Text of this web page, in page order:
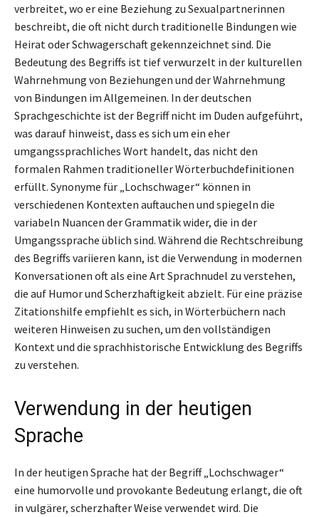
verbreitet, wo er eine Beziehung zu Sexualpartnerinnen
beschreibt, die oft nicht durch traditionelle Bindungen wie
Heirat oder Schwagerschaft gekennzeichnet sind. Die
Bedeutung des Begriffs ist tief verwurzelt in der kulturellen
Wahrnehmung von Beziehungen und der Wahrnehmung
von Bindungen im Allgemeinen. In der deutschen
Sprachgeschichte ist der Begriff nicht im Duden aufgeführt,
was darauf hinweist, dass es sich um ein eher
umgangssprachliches Wort handelt, das nicht den
formalen Rahmen traditioneller Wörterbuchdefinitionen
erfüllt. Synonyme für „Lochschwager“ können in
verschiedenen Kontexten auftauchen und spiegeln die
variabeln Nuancen der Grammatik wider, die in der
Umgangssprache üblich sind. Während die Rechtschreibung
des Begriffs variieren kann, ist die Verwendung in modernen
Konversationen oft als eine Art Sprachnudel zu verstehen,
die auf Humor und Scherzhaftigkeit abzielt. Für eine präzise
Zitationshilfe empfiehlt es sich, in Wörterbüchern nach
weiteren Hinweisen zu suchen, um den vollständigen
Kontext und die sprachhistorische Entwicklung des Begriffs
zu verstehen.
Verwendung in der heutigen
Sprache
In der heutigen Sprache hat der Begriff „Lochschwager“
eine humorvolle und provokante Bedeutung erlangt, die oft
in vulgärer, scherzhafter Weise verwendet wird. Die